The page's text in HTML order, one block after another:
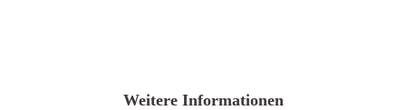
Weitere Informationen